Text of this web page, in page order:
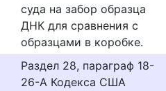
суда на забор образца
ДНК для сравнения с
образцами в коробке.
Раздел 28, параграф 18-
26-А Кодекса США